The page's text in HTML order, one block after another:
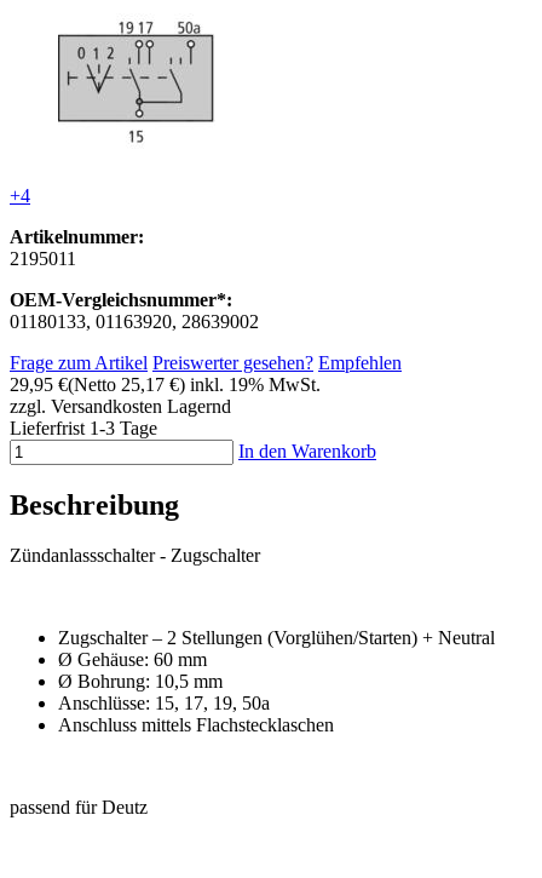
+4
Artikelnummer:
2195011
OEM-Vergleichsnummer*:
01180133, 01163920, 28639002
Frage zum Artikel Preiswerter gesehen? Empfehlen
29,95 €(Netto 25,17 €) inkl. 19% MwSt.
zzgl. Versandkosten Lagernd
Lieferfrist 1-3 Tage
In den Warenkorb
Beschreibung
Zündanlassschalter - Zugschalter
Zugschalter – 2 Stellungen (Vorglühen/Starten) + Neutral
Ø Gehäuse: 60 mm
Ø Bohrung: 10,5 mm
Anschlüsse: 15, 17, 19, 50a
Anschluss mittels Flachstecklaschen
passend für Deutz